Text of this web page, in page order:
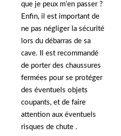
que je peux m’en passer ?
Enfin, il est important de
ne pas négliger la sécurité
lors du débarras de sa
cave. Il est recommandé
de porter des chaussures
fermées pour se protéger
des éventuels objets
coupants, et de faire
attention aux éventuels
risques de chute .